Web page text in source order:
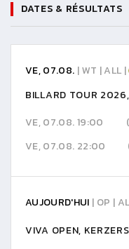
DATES & RÉSULTATS
VE, 07.08. | WT | ALL |
BILLARD TOUR
VE, 07.08. 19:00
VE, 07.08. 22:00
AUJOURD'HUI | OP |
VIVA OPEN, KERZERS